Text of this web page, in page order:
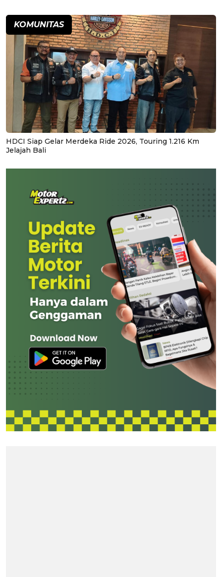
KOMUNITAS
HDCI Siap Gelar Merdeka Ride 2026, Touring 1.216 Km
Jelajah Bali